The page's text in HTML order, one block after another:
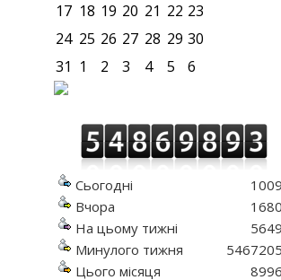
17 18 19 20 21 22 23
24 25 26 27 28 29 30
31 1 2 3 4 5 6
Сьогодні
Вчора
На цьому тижні
Минулого тижня
Цього місяця